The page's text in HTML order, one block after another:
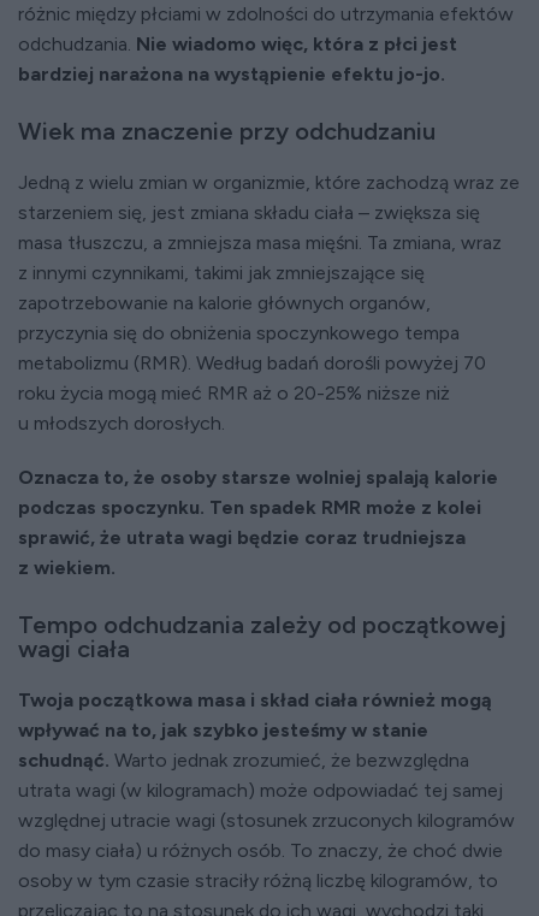
różnic między płciami w zdolności do utrzymania efektów
odchudzania. Nie wiadomo więc, która z płci jest
bardziej narażona na wystąpienie efektu jo-jo.
Wiek ma znaczenie przy odchudzaniu
Jedną z wielu zmian w organizmie, które zachodzą wraz ze
starzeniem się, jest zmiana składu ciała – zwiększa się
masa tłuszczu, a zmniejsza masa mięśni. Ta zmiana, wraz
z innymi czynnikami, takimi jak zmniejszające się
zapotrzebowanie na kalorie głównych organów,
przyczynia się do obniżenia spoczynkowego tempa
metabolizmu (RMR). Według badań dorośli powyżej 70
roku życia mogą mieć RMR aż o 20-25% niższe niż
u młodszych dorosłych.
Oznacza to, że osoby starsze wolniej spalają kalorie
podczas spoczynku. Ten spadek RMR może z kolei
sprawić, że utrata wagi będzie coraz trudniejsza
z wiekiem.
Tempo odchudzania zależy od początkowej
wagi ciała
Twoja początkowa masa i skład ciała również mogą
wpływać na to, jak szybko jesteśmy w stanie
schudnąć. Warto jednak zrozumieć, że bezwzględna
utrata wagi (w kilogramach) może odpowiadać tej samej
względnej utracie wagi (stosunek zrzuconych kilogramów
do masy ciała) u różnych osób. To znaczy, że choć dwie
osoby w tym czasie straciły różną liczbę kilogramów, to
przeliczając to na stosunek do ich wagi, wychodzi taki